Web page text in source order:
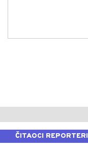
ČITAOCI REPORTERI